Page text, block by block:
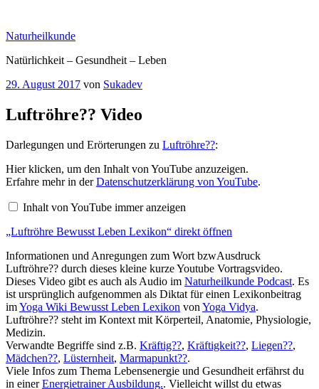
springen
Naturheilkunde
Natürlichkeit – Gesundheit – Leben
Veröffentlicht
29. August 2017 von Sukadev
Luftröhre?? Video
Darlegungen und Erörterungen zu Luftröhre??:
„Luftröhre
Bewusst
Leben
von
anzeigen
Hier klicken, um den Inhalt von YouTube anzuzeigen.
Erfahre mehr in derDatenschutzerklärung von YouTube.
Inhalt von YouTube immer anzeigen
„Luftröhre Bewusst Leben Lexikon“ direkt öffnen
Informationen und Anregungen zum Wort bzwAusdruck
Luftröhre?? durch dieses kleine kurze Youtube Vortragsvideo.
Dieses Video gibt es auch als Audio im Naturheilkunde Podcast. Es
ist ursprünglich aufgenommen als Diktat für einen Lexikonbeitrag
imYoga Wiki Bewusst Leben Lexikon von Yoga Vidya.
Luftröhre?? steht im Kontext mit Körperteil, Anatomie, Physiologie,
Medizin.
Verwandte Begriffe sind z.B. Kräftig??, Kräftigkeit??, Liegen??,
Mädchen??, Lüsternheit, Marmapunkt??.
Viele Infos zum Thema Lebensenergie und Gesundheit erfährst du
in einerEnergietrainer Ausbildung.. Vielleicht willst du etwas